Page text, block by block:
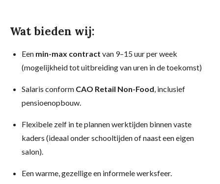
Wat bieden wij:
Een min-max contract van 9–15 uur per week
(mogelijkheid tot uitbreiding van uren in de toekomst)
Salaris conform CAO Retail Non-Food, inclusief
pensioenopbouw.
Flexibele zelf in te plannen werktijden binnen vaste
kaders (ideaal onder schooltijden of naast een eigen
salon).
Een warme, gezellige en informele werksfeer.